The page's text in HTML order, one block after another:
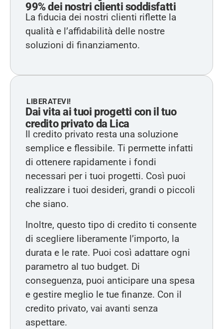
99% dei nostri clienti soddisfatti
La fiducia dei nostri clienti riflette la
qualità e l’affidabilità delle nostre
soluzioni di finanziamento.
LIBERATEVI!
Dai vita ai tuoi progetti con il tuo
credito privato da Lica
Il credito privato resta una soluzione
semplice e flessibile. Ti permette infatti
di ottenere rapidamente i fondi
necessari per i tuoi progetti. Così puoi
realizzare i tuoi desideri, grandi o piccoli
che siano.
Inoltre, questo tipo di credito ti consente
di scegliere liberamente l’importo, la
durata e le rate. Puoi così adattare ogni
parametro al tuo budget. Di
conseguenza, puoi anticipare una spesa
e gestire meglio le tue finanze. Con il
credito privato, vai avanti senza
aspettare.